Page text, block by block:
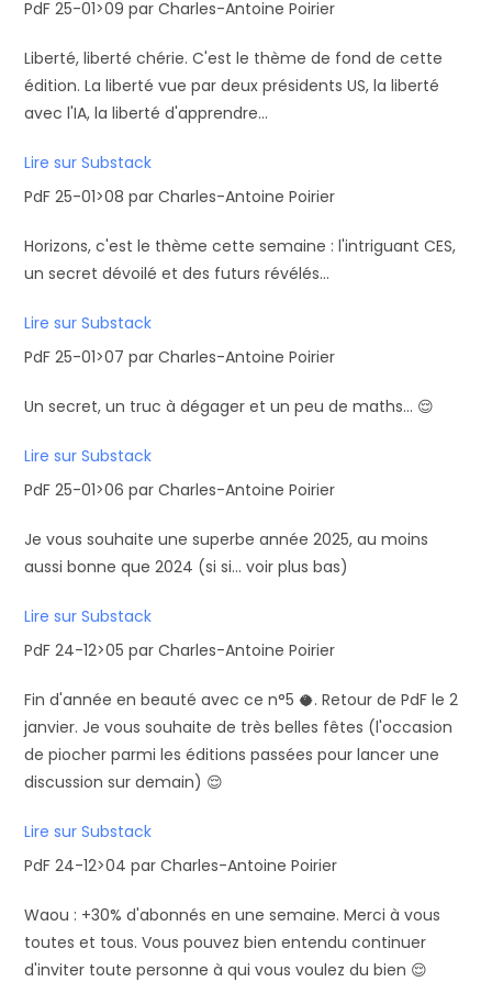
PdF 25-01>09 par Charles-Antoine Poirier
Liberté, liberté chérie. C'est le thème de fond de cette
édition. La liberté vue par deux présidents US, la liberté
avec l'IA, la liberté d'apprendre...
Lire sur Substack
PdF 25-01>08 par Charles-Antoine Poirier
Horizons, c'est le thème cette semaine : l'intriguant CES,
un secret dévoilé et des futurs révélés...
Lire sur Substack
PdF 25-01>07 par Charles-Antoine Poirier
Un secret, un truc à dégager et un peu de maths... 😌
Lire sur Substack
PdF 25-01>06 par Charles-Antoine Poirier
Je vous souhaite une superbe année 2025, au moins
aussi bonne que 2024 (si si... voir plus bas)
Lire sur Substack
PdF 24-12>05 par Charles-Antoine Poirier
Fin d'année en beauté avec ce n°5 🥥. Retour de PdF le 2
janvier. Je vous souhaite de très belles fêtes (l'occasion
de piocher parmi les éditions passées pour lancer une
discussion sur demain) 😌
Lire sur Substack
PdF 24-12>04 par Charles-Antoine Poirier
Waou : +30% d'abonnés en une semaine. Merci à vous
toutes et tous. Vous pouvez bien entendu continuer
d'inviter toute personne à qui vous voulez du bien 😌